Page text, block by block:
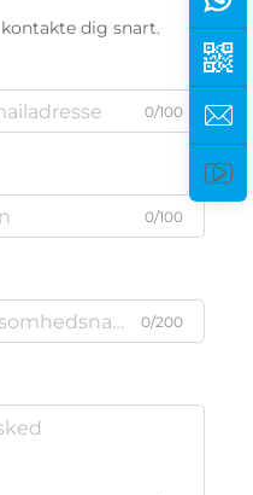
dig snart.
0/100
0/100
0/200